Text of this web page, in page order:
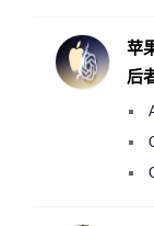
度
苹
后
《